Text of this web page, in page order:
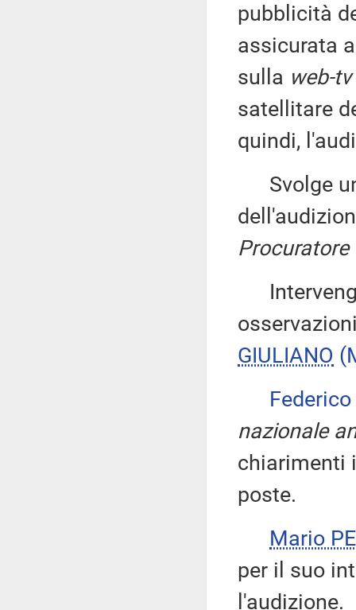
pubblicità
assicurata
sulla web-tv
satellitare
quindi,
Svolge
GIULIANO
Federico
nazionale
chiarimenti
poste.
Mario
per il suo
l'audizione.